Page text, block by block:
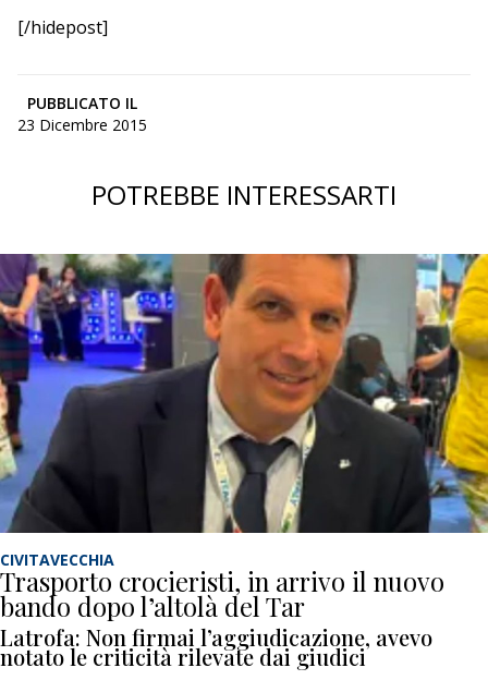
[/hidepost]
PUBBLICATO IL
23 Dicembre 2015
POTREBBE INTERESSARTI
CIVITAVECCHIA
Trasporto crocieristi, in arrivo il nuovo
bando dopo l’altolà del Tar
Latrofa: Non firmai l’aggiudicazione, avevo
notato le criticità rilevate dai giudici